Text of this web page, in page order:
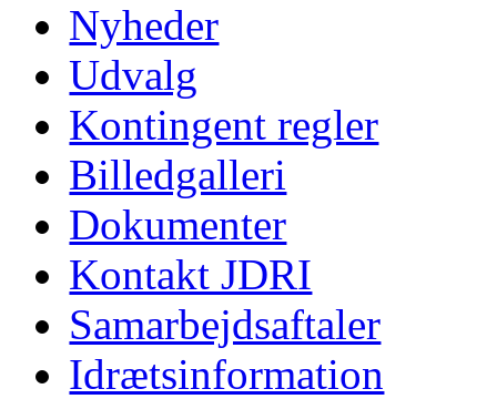
Nyheder
Udvalg
Kontingent regler
Billedgalleri
Dokumenter
Kontakt JDRI
Samarbejdsaftaler
Idrætsinformation